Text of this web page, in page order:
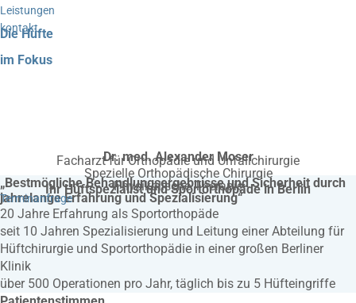
Leistungen
kontakt
Die Hüfte
im Fokus
Dr. med. Alexander Moser
Facharzt für Orthopädie und Unfallchirurgie
Spezielle Orthopädische Chirurgie
Physikalische Therapie
Ihr Hüftspezialist und Sportorthopäde in Berlin
Terminanfrage
„Bestmögliche Behandlungs­ergebnisse und Sicherheit durch
jahrelange Erfahrung und Spezialisierung“
20 Jahre Erfahrung als Sportorthopäde
seit 10 Jahren Spezialisierung und Leitung einer Abteilung für
Hüftchirurgie und Sportorthopädie in einer großen Berliner
Klinik
über 500 Operationen pro Jahr, täglich bis zu 5 Hüfteingriffe